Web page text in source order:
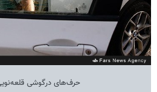
حرف‌های درگوشی